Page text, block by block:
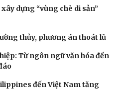
dựng “vùng chè di sản”
thủy, phương án thoát lũ
Từ ngôn ngữ văn hóa đến
đến Việt Nam tăng